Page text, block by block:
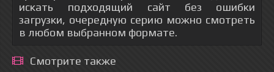
искать подходящий сайт без ошибки
загрузки, очередную серию можно смотреть
в любом выбранном формате.
Смотрите также